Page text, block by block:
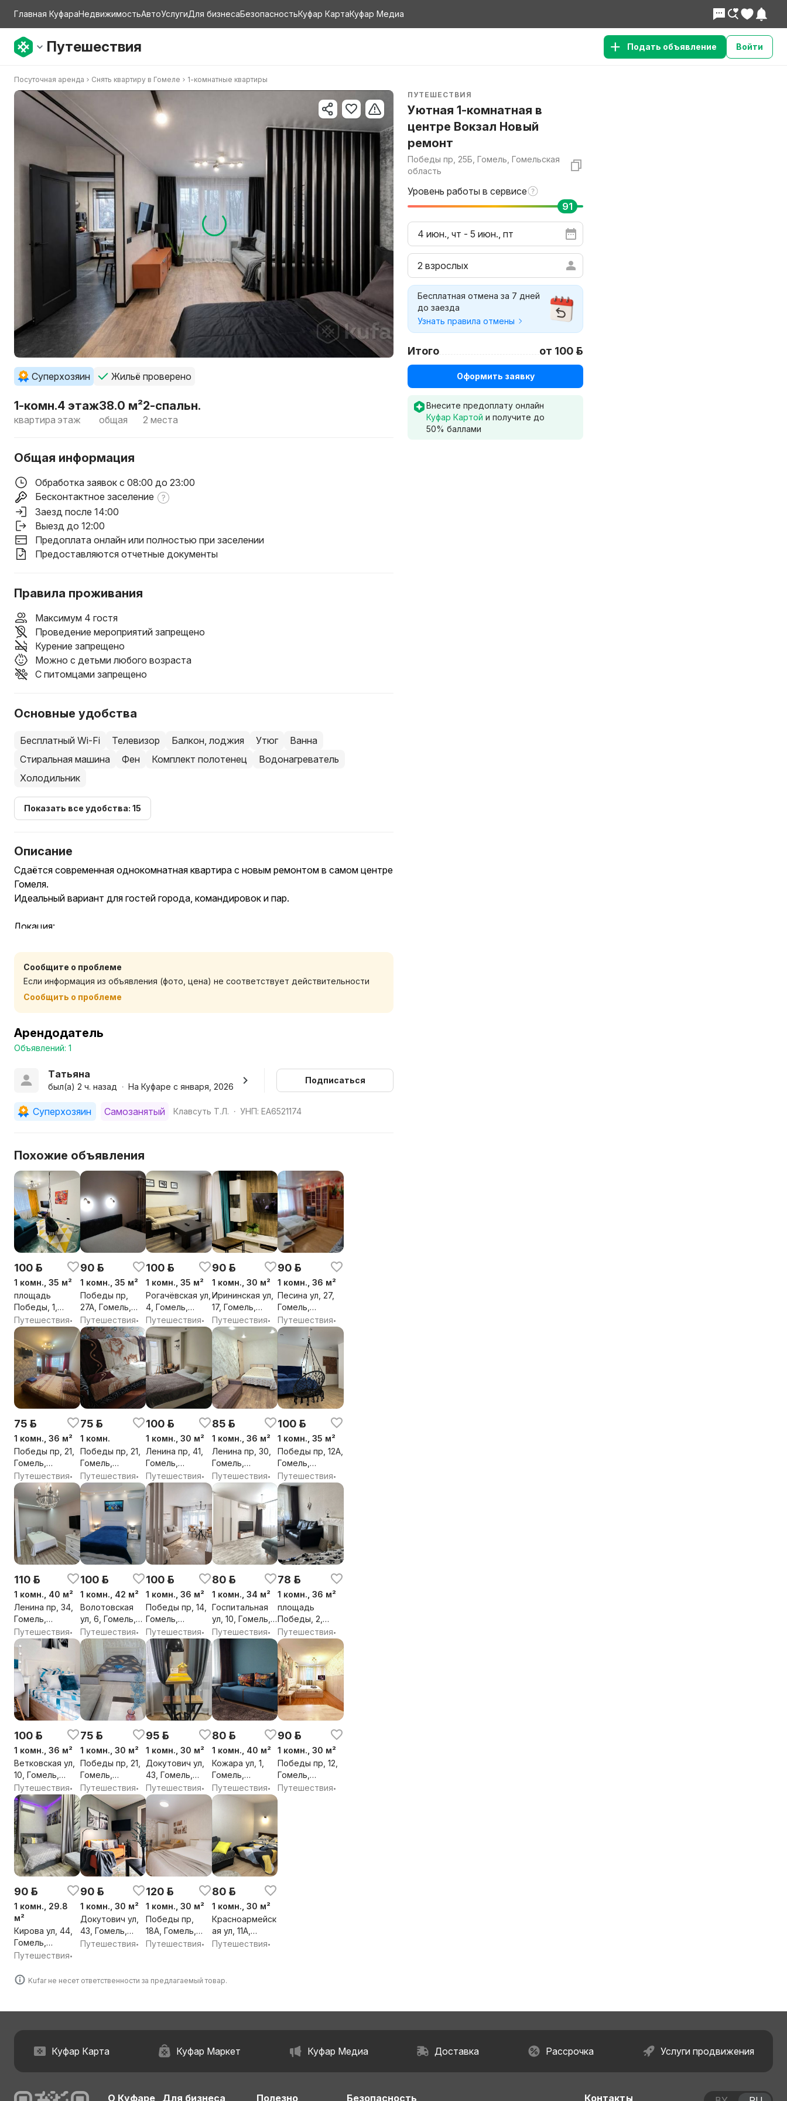
Главная КуфараНедвижимостьАвтоУслугиДля бизнесаБезопасностьКуфар КартаКуфар Медиа
Путешествия Подать объявление Войти
Посуточная аренда Снять квартиру в Гомеле 1-комнатные квартиры
Суперхозяин Жильё проверено
1-комн.
квартира
4 этаж
этаж
38.0 м²
общая
2-спальн.
2 места
Общая информация
Обработка заявок с 08:00 до 23:00
Бесконтактное заселение
Заезд после 14:00
Выезд до 12:00
Предоплата онлайн или полностью при заселении
Предоставляются отчетные документы
Правила проживания
Максимум 4 гостя
Проведение мероприятий запрещено
Курение запрещено
Можно с детьми любого возраста
С питомцами запрещено
Основные удобства
Бесплатный Wi-Fi Телевизор Балкон, лоджия Утюг
Ванна
Стиральная машина
Фен Комплект полотенец
Водонагреватель
Холодильник
Показать все удобства: 15
Описание
Сдаётся современная однокомнатная квартира с новым ремонтом в самом центре
Гомеля.
Идеальный вариант для гостей города, командировок и пар.
Локация:
— Автовокзал — 2 минуты пешком
— Центр города, удобная транспортная развязка, магазины и кафе рядом
Размещение до 4 гостей:
— Двуспальная кровать 160×200
— Качественное постельное бельё и полотенца
Wi-Fi
Холодильник, микроволновка, плита, посуда
Стиральная машина
Новый стильный интерьер
Бесконтактное заселение — удобно в любое время!
Не сдаётся для вечеринок и шумных компаний!
Есть отчётные документы
Заезд с 14:00, выезд до 12:00
Фото реальные. Квартира полностью соответствует описанию. Чистота
гарантирована.
Сообщите о проблеме
Если информация из объявления (фото, цена) не соответствует действительности
Сообщить о проблеме
Арендодатель
Объявлений: 1
Татьяна
был(а) 2 ч. назад • На Куфаре с января, 2026
Подписаться
Суперхозяин Самозанятый Клавсуть Т.Л. • УНП: EA6521174
Похожие объявления
100 р.
1 комн., 35 м²
площадь
Победы, 1,
Гомель,
Гомельская
обл.
Путешествия•
90 р.
1 комн., 35 м²
Победы пр,
27А, Гомель,
Гомельская
обл.
Путешествия•
100 р.
1 комн., 35 м²
Рогачёвская ул,
4, Гомель,
Гомельская
обл.
Путешествия•
90 р.
1 комн., 30 м²
Ирининская ул,
17, Гомель,
Гомельская
обл.
Путешествия•
90 р.
1 комн., 36 м²
Песина ул, 27,
Гомель,
Гомельская
обл.
Путешествия•
75 р.
1 комн., 36 м²
Победы пр, 21,
Гомель,
Гомельская
обл.
Путешествия•
75 р.
1 комн.
Победы пр, 21,
Гомель,
Гомельская
обл.
Путешествия•
100 р.
1 комн., 30 м²
Ленина пр, 41,
Гомель,
Гомельская
обл.
Путешествия•
85 р.
1 комн., 36 м²
Ленина пр, 30,
Гомель,
Гомельская
обл.
Путешествия•
100 р.
1 комн., 35 м²
Победы пр, 12А,
Гомель,
Гомельская
обл.
Путешествия•
110 р.
1 комн., 40 м²
Ленина пр, 34,
Гомель,
Гомельская
обл.
Путешествия•
100 р.
1 комн., 42 м²
Волотовская
ул, 6, Гомель,
Гомельская
обл.
Путешествия•
100 р.
1 комн., 36 м²
Победы пр, 14,
Гомель,
Гомельская
обл.
Путешествия•
80 р.
1 комн., 34 м²
Госпитальная
ул, 10, Гомель,
Гомельская
обл.
Путешествия•
78 р.
1 комн., 36 м²
площадь
Победы, 2,
Гомель,
Гомельская
обл.
Путешествия•
100 р.
1 комн., 36 м²
Ветковская ул,
10, Гомель,
Гомельская
обл.
Путешествия•
75 р.
1 комн., 30 м²
Победы пр, 21,
Гомель,
Гомельская
обл.
Путешествия•
95 р.
1 комн., 30 м²
Докутович ул,
43, Гомель,
Гомельская
обл.
Путешествия•
80 р.
1 комн., 40 м²
Кожара ул, 1,
Гомель,
Гомельская
обл.
Путешествия•
90 р.
1 комн., 30 м²
Победы пр, 12,
Гомель,
Гомельская
Путешествия•
90 р.
1 комн., 29.8
м²
Кирова ул, 44,
Гомель,
Гомельская
Путешествия•
90 р.
1 комн., 30 м²
Докутович ул,
43, Гомель,
Гомельская
Путешествия•
120 р.
1 комн., 30 м²
Победы пр,
18А, Гомель,
Гомельская
Путешествия•
80 р.
1 комн., 30 м²
Красноармейск
ая ул, 11А,
Гомель,
Путешествия•
Kufar не несет ответственности за предлагаемый товар.
ПУТЕШЕСТВИЯ
Уютная 1-комнатная в
центре Вокзал Новый
ремонт
Победы пр, 25Б, Гомель, Гомельская
область
Уровень работы в сервисе
91
4 июн., чт - 5 июн., пт
2 взрослых
Бесплатная отмена за 7 дней
до заезда
Узнать правила отмены
Итого от 100 р.
Оформить заявку
Внесите предоплату онлайн
Куфар Картой и получите до
50% баллами
Куфар Карта Куфар Маркет Куфар Медиа Доставка Рассрочка Услуги продвижения
О Куфаре Для бизнеса Полезно Безопасность Контакты